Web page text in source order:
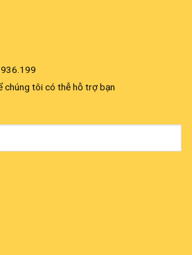
chúng tôi có thễ hỗ trợ bạn